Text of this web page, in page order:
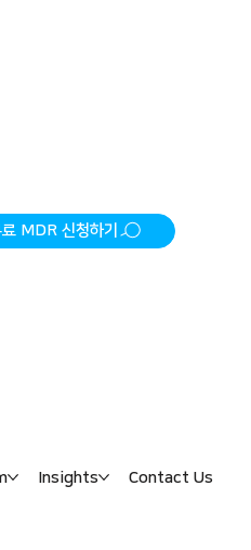
MDR 신청하기
Insights Contact Us